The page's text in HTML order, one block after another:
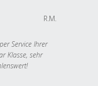
R.M.
Service Ihrer
Klasse, sehr